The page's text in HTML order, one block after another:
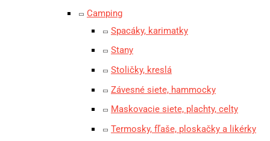
Camping
Spacáky, karimatky
Stany
Stoličky, kreslá
Závesné siete, hammocky
Maskovacie siete, plachty, celty
Termosky, fľaše, ploskačky a likérky